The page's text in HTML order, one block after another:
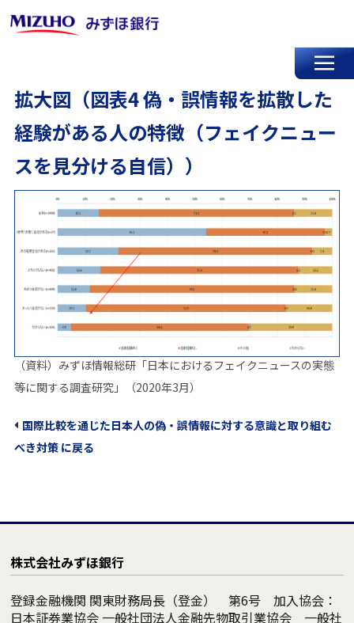
拡大図（図表4 偽・誤情報を拡散した
経験がある人の特徴（フェイクニュー
スを見分ける自信））
（資料）みずほ情報総研「日本におけるフェイクニュースの実態
等に関する調査研究」（2020年3月）
国際比較を通じた日本人の偽・誤情報に対する意識と取り組む
べき対策 に戻る
株式会社みずほ銀行
登録金融機関 関東財務局長（登金） 第6号 加入協会：
日本証券業協会 一般社団法人金融先物取引業協会 一般社